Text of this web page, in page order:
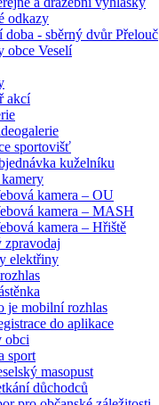
odkazy
doba - sběrný dvůr Přelouč
obce Veselí
akcí
sportovišť
kuželníku
kamera – OU
kamera – MASH
kamera – Hřiště
zpravodaj
elektřiny
je mobilní rozhlas
do aplikace
obci
sport
masopust
důchodců